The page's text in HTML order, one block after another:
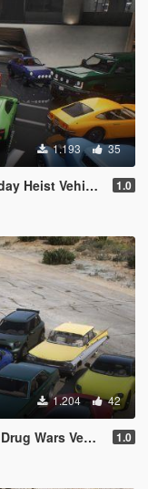
1.193 35
Vehicles 1.0
1.204 42
Vehicles 1.0